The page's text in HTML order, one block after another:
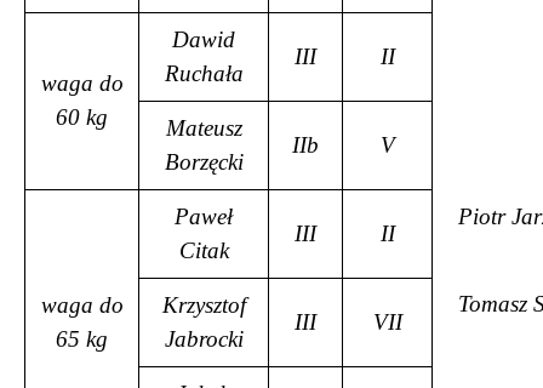
Piotr
Tomasz
waga do
60 kg
Dawid
Ruchała
III II
Mateusz
Borzęcki
IIb V
waga do
65 kg
Paweł
Citak
III II
Krzysztof
Jabrocki
III VII